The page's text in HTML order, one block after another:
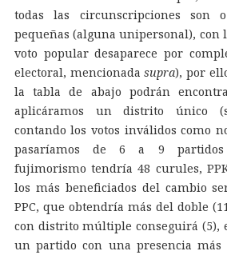
todas las circunscripciones son
pequeñas (alguna unipersonal), con
voto popular desaparece por
electoral, mencionadasupra), por
la tabla de abajo podrán
aplicáramos un distrito único
contando los votos inválidos como
pasaríamos de 6 a 9 partidos
fujimorismo tendría 48 curules,
los más beneficiados del cambio
PPC, que obtendría más del doble
con distrito múltiple conseguirá (5),
un partido con una presencia más